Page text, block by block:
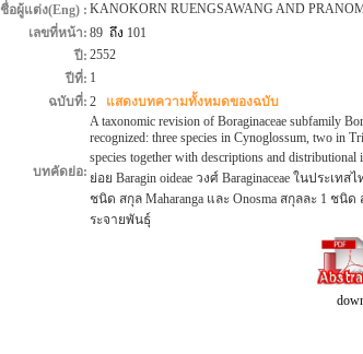
ชื่อผู้แต่ง(Eng) : KANOKORN RUENGSAWANG AND
เลขที่หน้า: 89ถึง 101
ปี: 2552
ปีที่: 1
ฉบับที่: 2 แสดงบทความทั้งหมดของฉบับ
บทคัดย่อ:
A taxonomic revision of Boraginaceae subfamily
recognized: three species in Cynoglossum, two in
species together with descriptions and
ย่อย Baragin oideae วงศ์ Baraginaceae ในประเ
ชนิด สกุล Maharanga และ Onosma สกุลละ 1 ช
ระจายพันธุ์